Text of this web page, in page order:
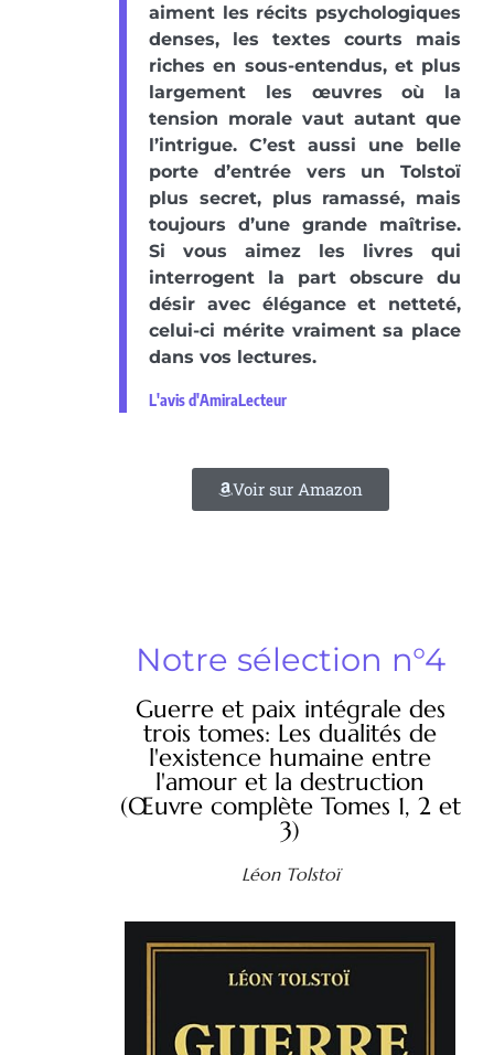
aiment les récits psychologiques
denses, les textes courts mais
riches en sous-entendus, et plus
largement les œuvres où la
tension morale vaut autant que
l’intrigue. C’est aussi une belle
porte d’entrée vers un Tolstoï
plus secret, plus ramassé, mais
toujours d’une grande maîtrise.
Si vous aimez les livres qui
interrogent la part obscure du
désir avec élégance et netteté,
celui-ci mérite vraiment sa place
dans vos lectures.
L'avis d'AmiraLecteur
Voir sur Amazon
Notre sélection n°4
Guerre et paix intégrale des
trois tomes: Les dualités de
l'existence humaine entre
l'amour et la destruction
(Œuvre complète Tomes 1, 2 et
3)
Léon Tolstoï